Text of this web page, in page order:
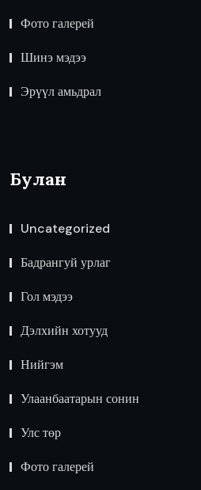
Фото галерей
Шинэ мэдээ
Эрүүл амьдрал
Булан
Uncategorized
Бадрангуй урлаг
Гол мэдээ
Дэлхийн хотууд
Нийгэм
Улаанбаатарын сонин
Улс төр
Фото галерей